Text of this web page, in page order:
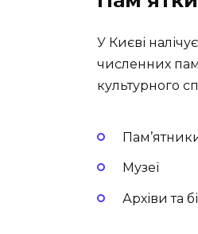
У Києві
численних
культурного
Музеї
Архіви та